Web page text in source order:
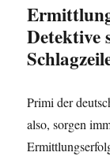
Detektive
Primi der
also, sorgen